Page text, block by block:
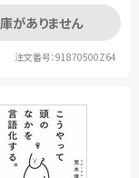
がありません
注文番号：91870500Z64